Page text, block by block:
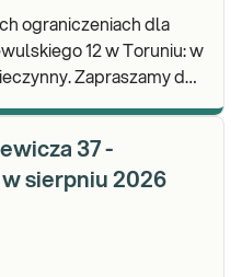
ograniczeniach dla
12 w Toruniu: w
do
37 -
sierpniu 2026